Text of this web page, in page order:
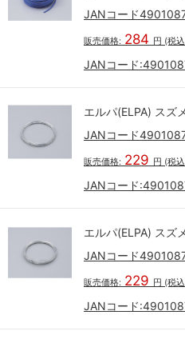
JANコード
販売価格: 284 円 (税込
JANコード:
エルパ(ELPA) スズ
JANコード
販売価格: 229 円 (税込
JANコード:
エルパ(ELPA) スズ
JANコード
販売価格: 229 円 (税込
JANコード: